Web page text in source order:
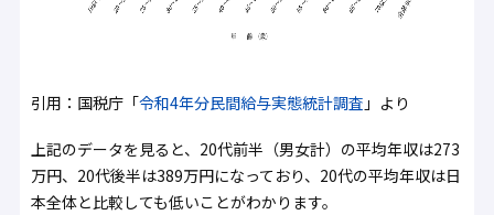
引用：国税庁「令和4年分民間給与実態統計調査 」より
上記のデータを見ると、20代前半（男女計）の平均年収は273
万円、20代後半は389万円になっており、20代の平均年収は日
本全体と比較しても低いことがわかります。